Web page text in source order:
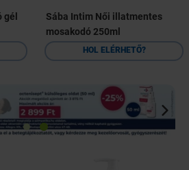
Sába Intim Női illatmentes
mosakodó 250ml
HOL ELÉRHETŐ?